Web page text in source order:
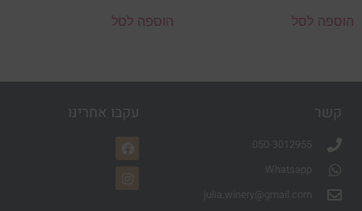
הוספה לסל הוספה לסל
קשר
050-3012955
Whatsapp
julia.winery@gmail.com
עקבו אחרינו